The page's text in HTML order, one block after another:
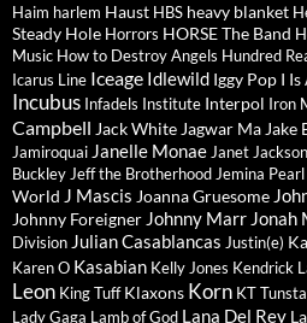
Haim harlem Haust HBS heavy blanket
Steady Hole Horrors HORSE The Band
Music How to Destroy Angels Hundred
Icarus Line Iceage Idlewild Iggy Pop I
Incubus Infadels Institute Interpol Iron
Campbell Jack White Jagwar Ma Jake
Jamiroquai Janelle Monae Janet Jackson
Buckley Jeff the Brotherhood Jemina Pearl
World J Mascis Joanna Gruesome
Johnny Foreigner Johnny Marr Jonah
Division Julian Casablancas Justin(e)
Karen O Kasabian Kelly Jones Kendrick
Leon King Tuff Klaxons Korn KT
Lady Gaga Lamb of God Lana Del Rey